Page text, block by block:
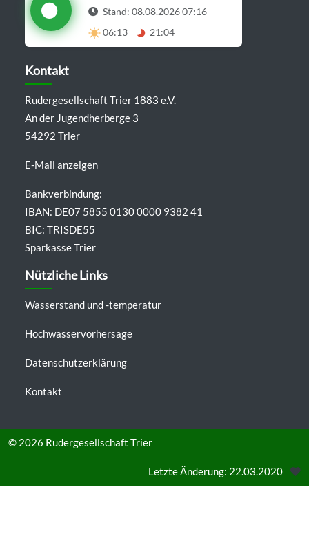
Stand: 08.08.2026 07:16
06:13
21:04
Details anzeigen
Kontakt
Rudergesellschaft Trier 1883 e.V.
An der Jugendherberge 3
54292 Trier
E-Mail anzeigen
Bankverbindung:
IBAN: DE07 5855 0130 0000 9382 41
BIC: TRISDE55
Sparkasse Trier
Nützliche Links
Wasserstand und -temperatur
Hochwasservorhersage
Datenschutzerklärung
Kontakt
© 2026 Rudergesellschaft Trier
Letzte Änderung: 22.03.2020